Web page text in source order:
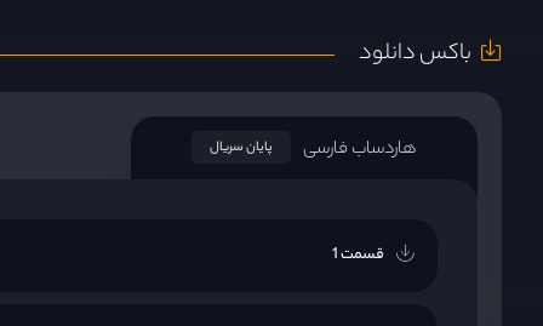
باکس دانلود
هاردساب فارسی پایان سریال
قسمت 1